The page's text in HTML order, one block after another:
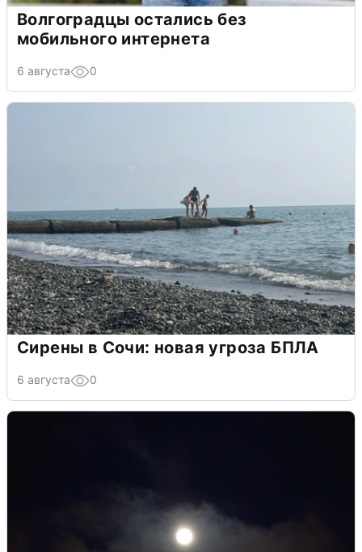
Волгоградцы остались без
мобильного интернета
6 августа 0
Сирены в Сочи: новая угроза БПЛА
6 августа 0